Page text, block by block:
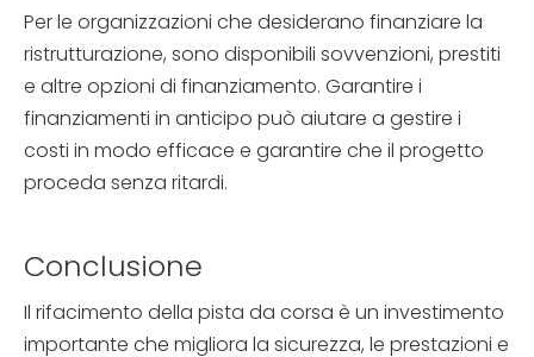
Per le organizzazioni che desiderano finanziare la
ristrutturazione, sono disponibili sovvenzioni, prestiti
e altre opzioni di finanziamento. Garantire i
finanziamenti in anticipo può aiutare a gestire i
costi in modo efficace e garantire che il progetto
proceda senza ritardi.
Conclusione
Il rifacimento della pista da corsa è un investimento
importante che migliora la sicurezza, le prestazioni e